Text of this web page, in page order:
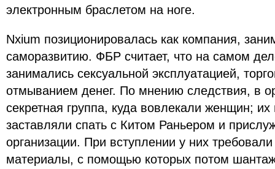
электронным браслетом на ноге.
Nxium позиционировалась как компания,
саморазвитию. ФБР считает, что на самом
занимались сексуальной эксплуатацией,
отмыванием денег. По мнению следствия, в
секретная группа, куда вовлекали женщин;
заставляли спать с Китом Раньером и
организации. При вступлении у них
материалы, с помощью которых потом